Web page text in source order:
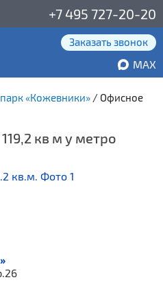
+7 495 727-20-20
Заказать звонок
MAX
«Кожевники» / Офисное
кв м у метро